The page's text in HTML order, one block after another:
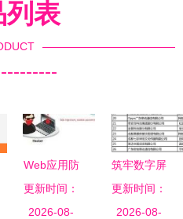
列表
Web应用防
火墙使用指
南 守护网
更新时间：
2026-08-
筑牢数字屏
障 解析“中
国网络信息
更新时间：
2026-08-